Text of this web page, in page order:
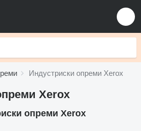
Индустриски опреми Xerox
Xerox
опреми Xerox